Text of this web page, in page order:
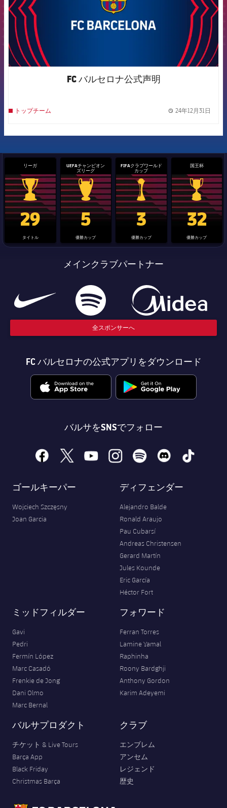
FC バルセロナ公式声明
トップチーム 24年12月31日
リーガ
La Liga trophy
29
タイトル
UEFAチャンピオン
ズリーグ
Champions League trophy
5
優勝カップ
FIFAクラブワールド
カップ
label.aria.clubworldcup
3
優勝カップ
国王杯
国王杯
32
優勝カップ
メインクラブパートナー
全スポンサーへ
FC バルセロナの公式アプリをダウンロード
バルサをSNSでフォロー
facebook
x youtubeinstagramspotify discord tiktok
ゴールキーパー
Wojciech Szczęsny
Joan Garcia
ディフェンダー
Alejandro Balde
Ronald Araujo
Pau Cubarsí
Andreas Christensen
Gerard Martín
Jules Kounde
Eric García
Héctor Fort
ミッドフィルダー
Gavi
Pedri
Fermín López
Marc Casadó
Frenkie de Jong
Dani Olmo
Marc Bernal
フォワード
Ferran Torres
Lamine Yamal
Raphinha
Roony Bardghji
Anthony Gordon
Karim Adeyemi
バルサプロダクト
チケット & Live Tours
Barça App
Black Friday
Christmas Barça
クラブ
エンブレム
アンセム
レジェンド
歴史